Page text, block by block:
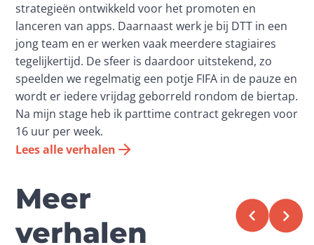
strategieën ontwikkeld voor het promoten en
lanceren van apps. Daarnaast werk je bij DTT in een
jong team en er werken vaak meerdere stagiaires
tegelijkertijd. De sfeer is daardoor uitstekend, zo
speelden we regelmatig een potje FIFA in de pauze en
wordt er iedere vrijdag geborreld rondom de biertap.
Na mijn stage heb ik parttime contract gekregen voor
16 uur per week.
Lees alle verhalen
Meer
verhalen